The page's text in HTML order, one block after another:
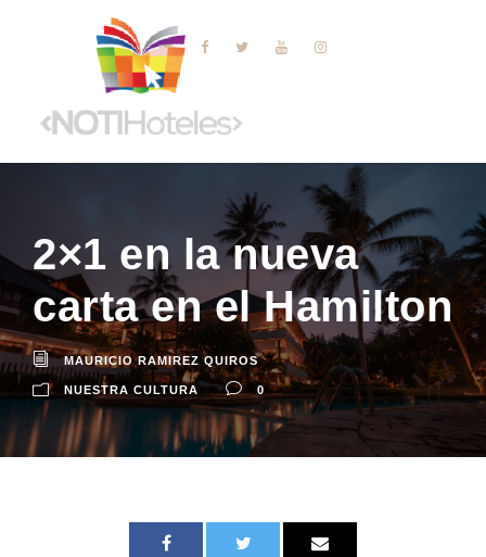
2×1 en la nueva
carta en el Hamilton
MAURICIO RAMIREZ QUIROS
NUESTRA CULTURA 0